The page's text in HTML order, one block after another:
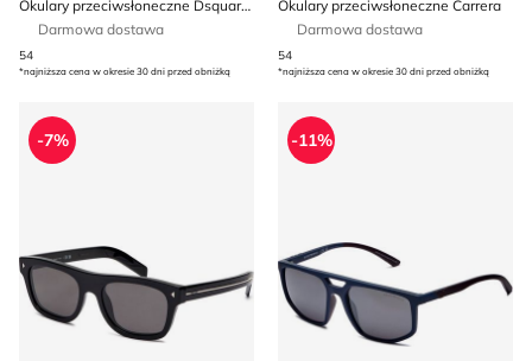
Okulary przeciwsłoneczne Dsquared2
Darmowa dostawa
54
*najniższa cena w okresie 30 dni przed obniżką
Okulary przeciwsłoneczne Carrera
Darmowa dostawa
54
*najniższa cena w okresie 30 dni przed obniżką
PRADA - Okulary przeciwsłoneczne
-7%
Okulary przeciwsłoneczne
-11%